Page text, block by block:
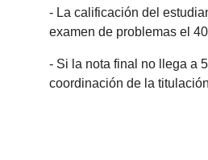
- La calificación del
examen de problemas el
- Si la nota final no llega a
coordinación de la